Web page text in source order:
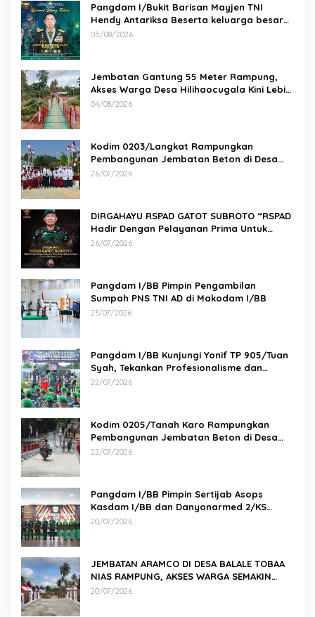
Pangdam I/Bukit Barisan Mayjen TNI
Hendy Antariksa Beserta keluarga besar
Kodam I/BB Mengucapkan : Selamat Ulang
05/08/2026
Jembatan Gantung 55 Meter Rampung,
Akses Warga Desa Hilihaocugala Kini Lebih
Aman
04/08/2026
Kodim 0203/Langkat Rampungkan
Pembangunan Jembatan Beton di Desa
Paluh Manis
26/07/2026
DIRGAHAYU RSPAD GATOT SUBROTO “RSPAD
Hadir Dengan Pelayanan Prima Untuk
Indonesia Maju” 26 JULI 1950 – 26 JULI 2026
26/07/2026
Pangdam I/BB Pimpin Pengambilan
Sumpah PNS TNI AD di Makodam I/BB
23/07/2026
Pangdam I/BB Kunjungi Yonif TP 905/Tuan
Syah, Tekankan Profesionalisme dan
Kesiapan Prajurit
22/07/2026
Kodim 0205/Tanah Karo Rampungkan
Pembangunan Jembatan Beton di Desa
Pernantin
22/07/2026
Pangdam I/BB Pimpin Sertijab Asops
Kasdam I/BB dan Danyonarmed 2/KS
serta Tradisi Korps
20/07/2026
JEMBATAN ARAMCO DI DESA BALALE TOBAA
NIAS RAMPUNG, AKSES WARGA SEMAKIN
MUDAH
20/07/2026